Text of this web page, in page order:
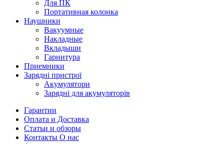
Для ПК
Портативная колонка
Наушники
Вакуумные
Накладные
Вкладыши
Гарнитура
Приемники
Зарядні пристрої
Акумулятори
Зарядні для акумуляторів
Гарантии
Оплата и Доставка
Статьи и обзоры
Контакты О нас